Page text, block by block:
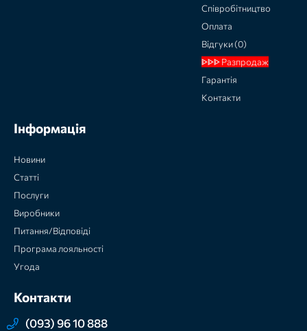
Співробітництво
Оплата
Відгуки (0)
ᐈᐈᐈ Разпродаж
Гарантія
Контакти
Інформація
Новини
Статті
Послуги
Виробники
Питання/Відповіді
Програма лояльності
Угода
Контакти
(093) 96 10 888